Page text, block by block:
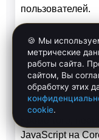
пользователей.
Выбор между
характера
динамического
тогда как
или медленно
JavaScript на
🍪 Мы
метрические
работы сайта.
сайтом, Вы
обработку этих
cookie.